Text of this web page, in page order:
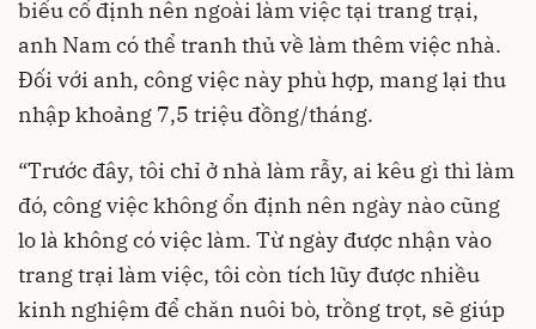
biểu cố định nên ngoài làm việc tại trang trại,
anh Nam có thể tranh thủ về làm thêm việc nhà.
Đối với anh, công việc này phù hợp, mang lại thu
nhập khoảng 7,5 triệu đồng/tháng.
“Trước đây, tôi chỉ ở nhà làm rẫy, ai kêu gì thì làm
đó, công việc không ổn định nên ngày nào cũng
lo là không có việc làm. Từ ngày được nhận vào
trang trại làm việc, tôi còn tích lũy được nhiều
kinh nghiệm để chăn nuôi bò, trồng trọt, sẽ giúp